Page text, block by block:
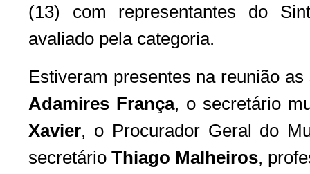
(13) com representantes do
avaliado pela categoria.
Estiveram presentes na reunião
Adamires França, o secretário
Xavier, o Procurador Geral do
secretário Thiago Malheiros,